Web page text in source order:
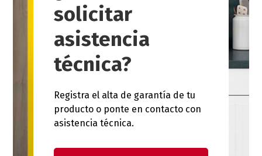
solicitar
asistencia
técnica?
Registra el alta de garantía de tu
producto o ponte en contacto con
asistencia técnica.